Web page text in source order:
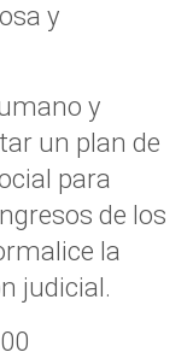
y
y
un plan de
para
de los
la
judicial.